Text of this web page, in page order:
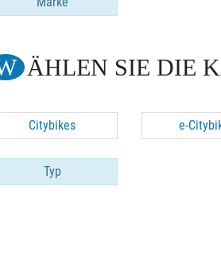
WÄHLEN SIE DIE
Citybikes e-
Typ